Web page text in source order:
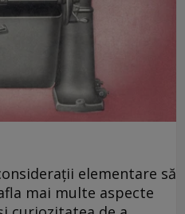
elementare să
mai multe aspecte